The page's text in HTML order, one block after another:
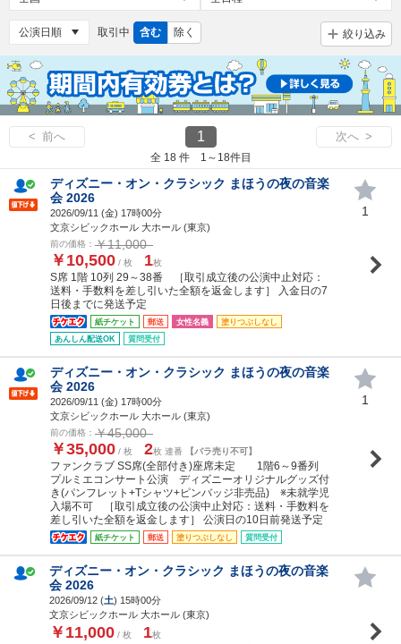
取引中 含む 除く 絞り込み
< 前へ 1 次へ >
全 18 件 1～18件目
ディズニー・オン・クラシック まほうの夜の音楽
会 2026
2026/09/11 (金) 17時00分
文京シビックホール 大ホール (東京)
前の価格： ￥11,000
￥10,500 / 枚 1枚
S席 1階 10列 29～38番 ［取引成立後の公演中止対応：
送料・手数料を差し引いた全額を返金します］ 入金日の7
日後までに発送予定
紙チケット 郵送 女性名義
塗りつぶしなし
あんしん配送OK
質問受付
1
ディズニー・オン・クラシック まほうの夜の音楽
会 2026
2026/09/11 (金) 17時00分
文京シビックホール 大ホール (東京)
前の価格： ￥45,000
￥35,000 / 枚 2枚 連番 【バラ売り不可】
ファンクラブ SS席(全部付き)座席未定 1階6～9番列
プルミエコンサート公演 ディズニーオリジナルグッズ付
き(パンフレット+Tシャツ+ピンバッジ非売品) ※未就学児
入場不可 ［取引成立後の公演中止対応：送料・手数料を
差し引いた全額を返金します］ 公演日の10日前発送予定
紙チケット 郵送 塗りつぶしなし 質問受付
1
ディズニー・オン・クラシック まほうの夜の音楽
会 2026
2026/09/12 (土) 15時00分
文京シビックホール 大ホール (東京)
￥11,000 / 枚 1枚